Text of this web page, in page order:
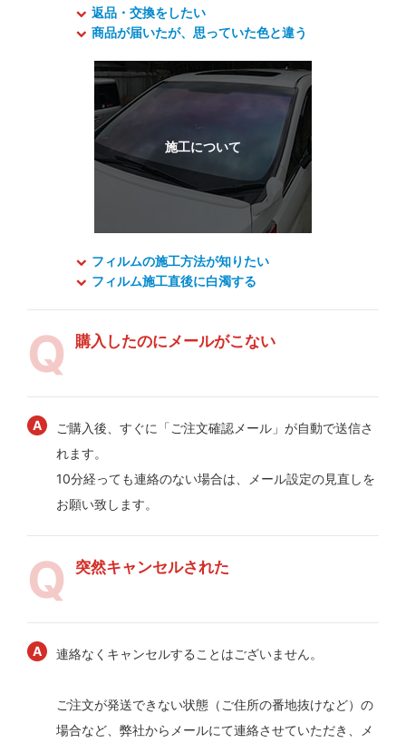
返品・交換をしたい
商品が届いたが、思っていた色と違う
フィルムの施工方法が知りたい
フィルム施工直後に白濁する
購入したのにメールがこない
ご購入後、すぐに「ご注文確認メール」が自動で送信さ
れます。
10分経っても連絡のない場合は、メール設定の見直しを
お願い致します。
突然キャンセルされた
連絡なくキャンセルすることはございません。
ご注文が発送できない状態（ご住所の番地抜けなど）の
場合など、弊社からメールにて連絡させていただき、メ